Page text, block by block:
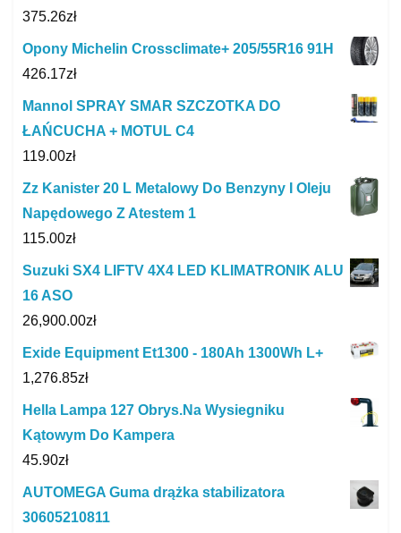
375.26zł
Opony Michelin Crossclimate+ 205/55R16 91H
426.17zł
Mannol SPRAY SMAR SZCZOTKA DO
ŁAŃCUCHA + MOTUL C4
119.00zł
Zz Kanister 20 L Metalowy Do Benzyny I Oleju
Napędowego Z Atestem 1
115.00zł
Suzuki SX4 LIFTV 4X4 LED KLIMATRONIK ALU
16 ASO
26,900.00zł
Exide Equipment Et1300 - 180Ah 1300Wh L+
1,276.85zł
Hella Lampa 127 Obrys.Na Wysiegniku
Kątowym Do Kampera
45.90zł
AUTOMEGA Guma drążka stabilizatora
30605210811